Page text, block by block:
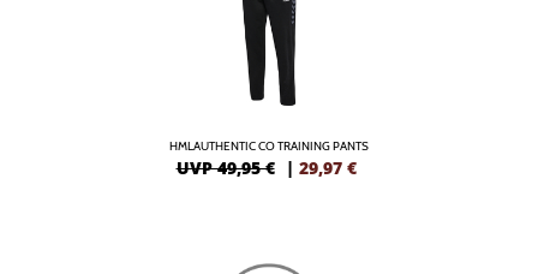
HMLAUTHENTIC CO TRAINING PANTS
UVP 49,95 € | 29,97 €